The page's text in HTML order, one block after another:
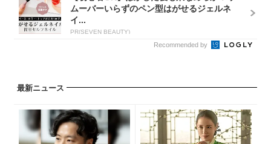
ムーバーいらずのペン型はがせるジェルネ
イ...
PR(SEVEN BEAUTY)
Recommended by
最新ニュース